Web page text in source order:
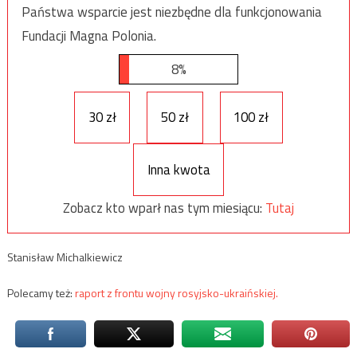
Państwa wsparcie jest niezbędne dla funkcjonowania
Fundacji Magna Polonia.
8%
30 zł 50 zł 100 zł
Inna kwota
Zobacz kto wparł nas tym miesiącu: Tutaj
Stanisław Michalkiewicz
Polecamy też:raport z frontu wojny rosyjsko-ukraińskiej.